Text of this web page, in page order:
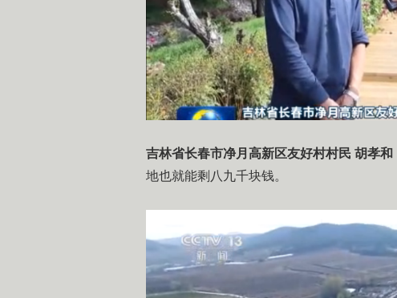
吉林省长春市净月高新区友好村村民 胡孝和
地也就能剩八九千块钱。